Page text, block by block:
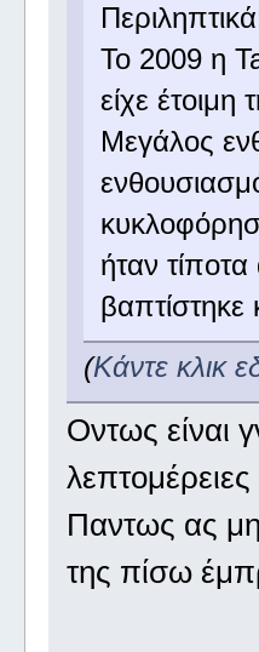
Το 2009 η
είχε
Μεγάλος
ήταν
βαπτίστηκε
(Κάντε κλικ
Οντως είναι
Παντως ας
της πίσω